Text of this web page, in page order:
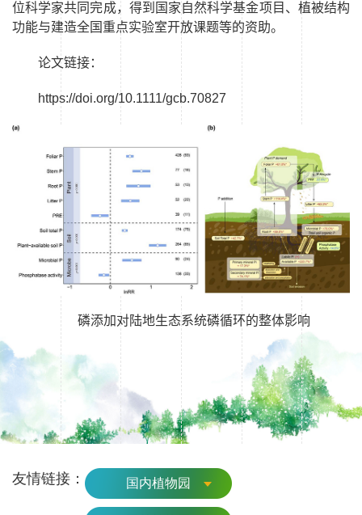
位科学家共同完成，得到国家自然科学基金项目、植被结构
功能与建造全国重点实验室开放课题等的资助。
论文链接：
https://doi.org/10.1111/gcb.70827
磷添加对陆地生态系统磷循环的整体影响
友情链接： 国内植物园